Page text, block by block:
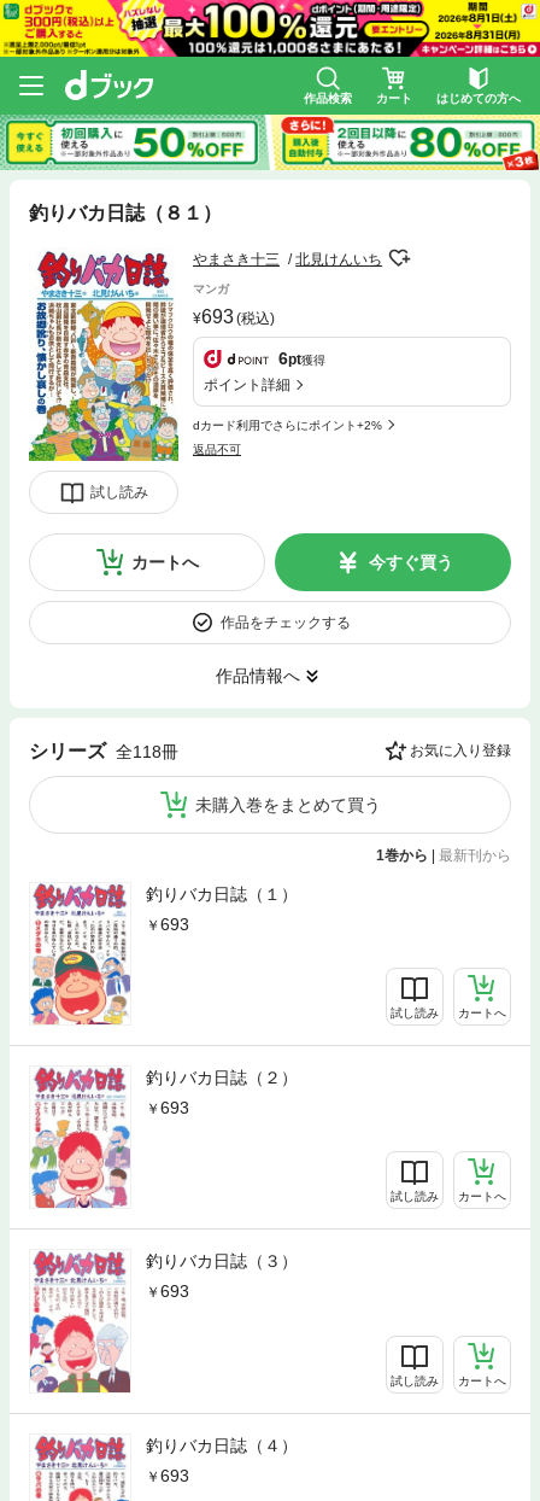
作品検索 カート はじめての方へ
釣りバカ日誌（８１）
試し読み
やまさき十三 北見けんいち
マンガ
693(税込)
6pt獲得
ポイント詳細
dカード利用でさらにポイント+2%
返品不可
カートへ 今すぐ買う
作品をチェックする
作品情報へ
シリーズ 全118冊 お気に入り登録
未購入巻をまとめて買う
1巻から | 最新刊から
釣りバカ日誌（１）
693
試し読み カートへ
釣りバカ日誌（２）
693
試し読み カートへ
釣りバカ日誌（３）
693
試し読み カートへ
釣りバカ日誌（４）
693